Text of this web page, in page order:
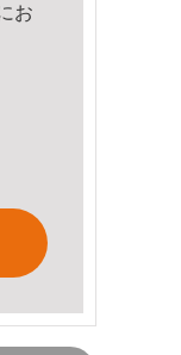
お